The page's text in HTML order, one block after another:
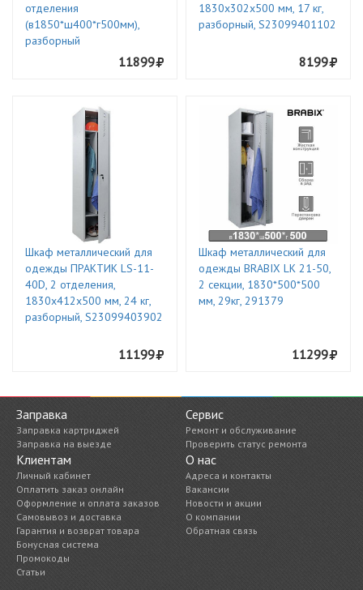
отделения
(в1850*ш400*г500мм),
разборный
11899
1830х302х500 мм, 17 кг,
разборный, S23099401102
8199
Шкаф металлический для
одежды ПРАКТИК LS-11-
40D, 2 отделения,
1830х412х500 мм, 24 кг,
разборный, S23099403902
11199
Шкаф металлический для
одежды BRABIX LK 21-50,
2 секции, 1830*500*500
мм, 29кг, 291379
11299
Заправка
Заправка картриджей
Заправка на выезде
Сервис
Ремонт и обслуживание
Проверить статус ремонта
Клиентам
Личный кабинет
Оплатить заказ онлайн
Оформление и оплата заказов
Самовывоз и доставка
Гарантия и возврат товара
Бонусная система
Промокоды
Статьи
О нас
Адреса и контакты
Вакансии
Новости и акции
О компании
Обратная связь